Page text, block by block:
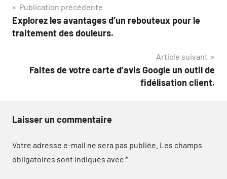
Navigation
de
Publication précédente
Explorez les avantages d’un rebouteux pour le
traitement des douleurs.
Article suivant
Faites de votre carte d’avis Google un outil de
fidélisation client.
Laisser un commentaire
Votre adresse e-mail ne sera pas publiée. Les champs
obligatoires sont indiqués avec*